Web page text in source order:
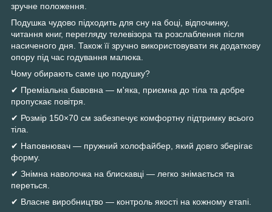
зручне положення.
Подушка чудово підходить для сну на боці, відпочинку,
читання книг, перегляду телевізора та розслаблення після
насиченого дня. Також її зручно використовувати як додаткову
опору під час годування малюка.
Чому обирають саме цю подушку?
✔ Преміальна бавовна — м'яка, приємна до тіла та добре
пропускає повітря.
✔ Розмір 150×70 см забезпечує комфортну підтримку всього
тіла.
✔ Наповнювач — пружний холофайбер, який довго зберігає
форму.
✔ Знімна наволочка на блискавці — легко знімається та
переться.
✔ Власне виробництво — контроль якості на кожному етапі.